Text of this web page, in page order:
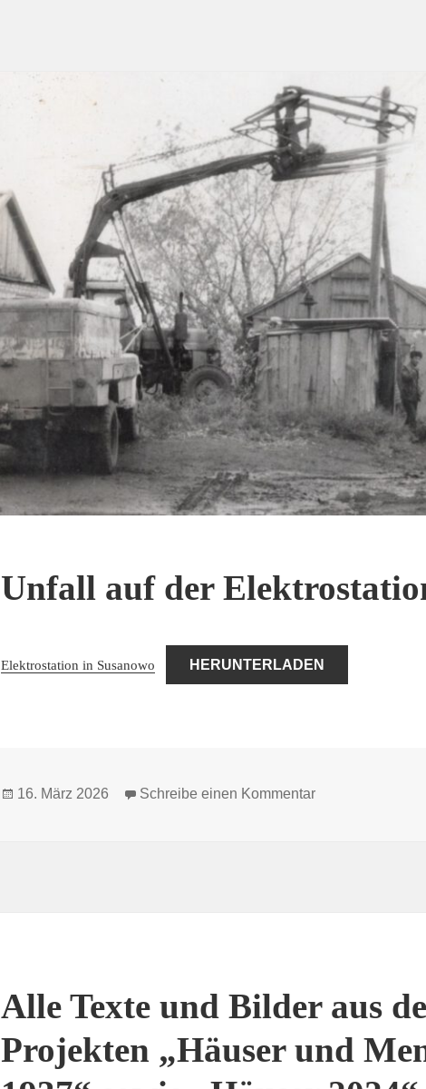
Unfall auf der
Elektrostation in Susanowo HERUNTERLADEN
Veröffentlicht
16. März 2026 Schreibe einen Kommentarzu Unfall auf der
Alle Texte und Bilder aus
Projekten „Häuser und